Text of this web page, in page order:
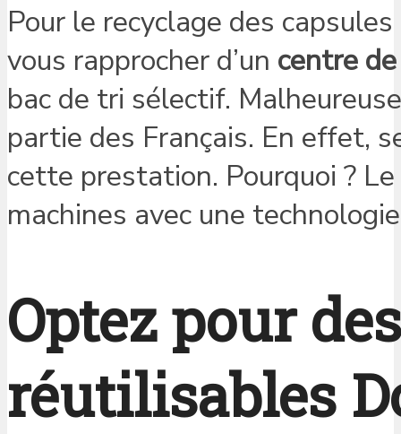
Pour le recyclage des
vous rapprocher d’un centre
bac de tri sélectif.
partie des Français. En effet,
cette prestation. Pourquoi ?
machines avec une
Optez pour
réutilisables